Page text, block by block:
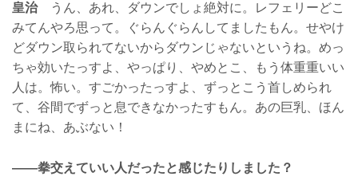
皇治うん、あれ、ダウンでしょ絶対に。レフェリーどこ
みてんやろ思って。ぐらんぐらんしてましたもん。せやけ
どダウン取られてないからダウンじゃないというね。めっ
ちゃ効いたっすよ、やっぱり、やめとこ、もう体重重いい
人は。怖い。すごかったっすよ、ずっとこう首しめられ
て、谷間でずっと息できなかったすもん。あの巨乳、ほん
まにね、あぶない！
——拳交えていい人だったと感じたりしました？